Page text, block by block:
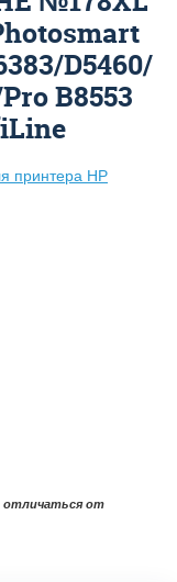
D5460/
B8553
отличаться от